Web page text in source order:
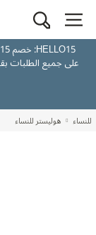
للنساء هوليستر للنساء